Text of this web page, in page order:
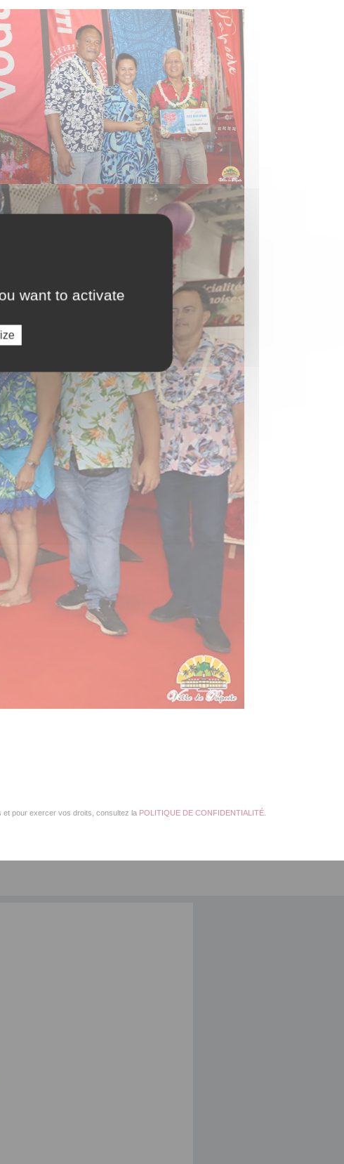
et pour exercer vos droits, consultez la POLITIQUE DE CONFIDENTIALITÉ
want to activate